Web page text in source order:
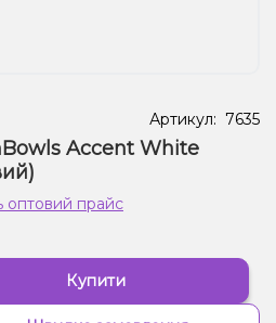
Артикул: 7635
Accent White
оптовий прайс
Купити